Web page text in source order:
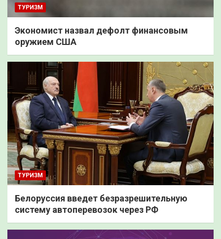
ТУРИЗМ
Экономист назвал дефолт финансовым
оружием США
ТУРИЗМ
Белоруссия введет безразрешительную
систему автоперевозок через РФ